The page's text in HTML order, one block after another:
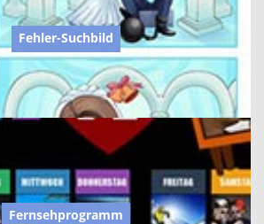
Fehler-Suchbild
Fernsehprogramm